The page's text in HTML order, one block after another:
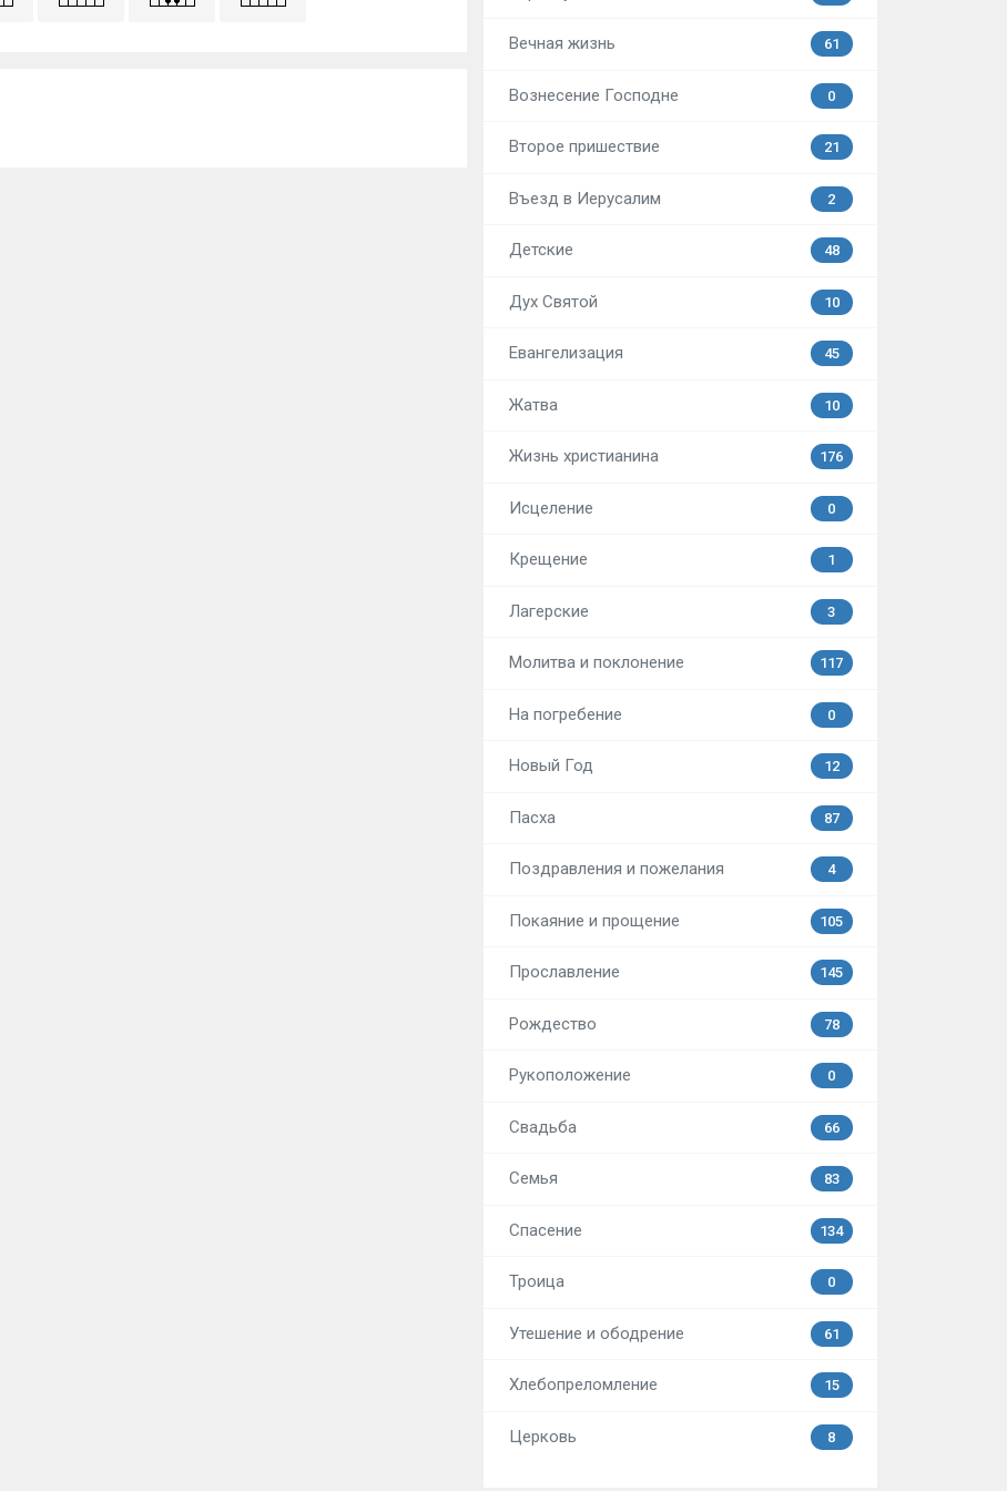
Вечная жизнь 61
Вознесение Господне 0
Второе пришествие 21
Въезд в Иерусалим 2
Детские 48
Дух Святой 10
Евангелизация 45
Жатва 10
Жизнь христианина 176
Исцеление 0
Крещение 1
Лагерские 3
Молитва и поклонение 117
На погребение 0
Новый Год 12
Пасха 87
Поздравления и пожелания 4
Покаяние и прощение 105
Прославление 145
Рождество 78
Рукоположение 0
Свадьба 66
Семья 83
Спасение 134
Троица 0
Утешение и ободрение 61
Хлебопреломление 15
Церковь 8